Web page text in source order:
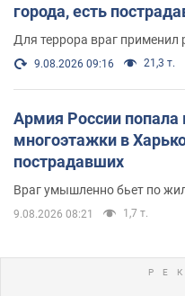
города, есть
Для террора враг применил
9.08.2026 09:16 21,3 т.
Армия России попала
многоэтажки в
пострадавших
Враг умышленно бьет по
9.08.2026 08:21 1,7 т.